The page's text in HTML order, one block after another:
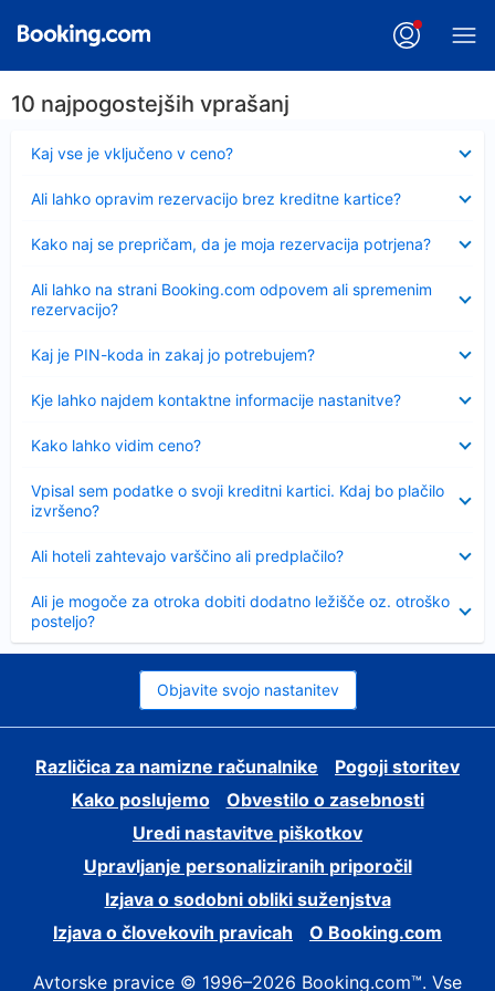
10 najpogostejših vprašanj
Kaj vse je vključeno v ceno?
Ali lahko opravim rezervacijo brez kreditne kartice?
Kako naj se prepričam, da je moja rezervacija potrjena?
Ali lahko na strani Booking.com odpovem ali spremenim
rezervacijo?
Kaj je PIN-koda in zakaj jo potrebujem?
Kje lahko najdem kontaktne informacije nastanitve?
Kako lahko vidim ceno?
Vpisal sem podatke o svoji kreditni kartici. Kdaj bo plačilo
izvršeno?
Ali hoteli zahtevajo varščino ali predplačilo?
Ali je mogoče za otroka dobiti dodatno ležišče oz. otroško
posteljo?
Objavite svojo nastanitev
Različica za namizne računalnike
Pogoji storitev
Kako poslujemo
Obvestilo o zasebnosti
Uredi nastavitve piškotkov
Upravljanje personaliziranih priporočil
Izjava o sodobni obliki suženjstva
Izjava o človekovih pravicah
O Booking.com
Avtorske pravice © 1996–2026 Booking.com™. Vse